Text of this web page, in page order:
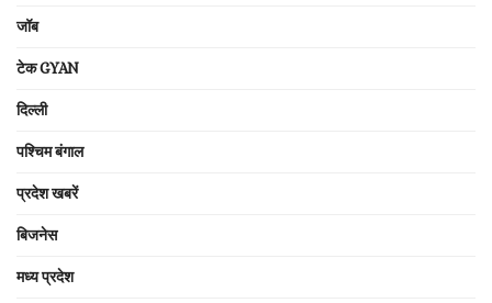
जॉब
टेक GYAN
दिल्ली
पश्चिम बंगाल
प्रदेश खबरें
बिजनेस
मध्य प्रदेश